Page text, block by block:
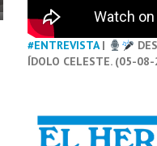
#ENTREVISTA|
ÍDOLO CELESTE. (05-